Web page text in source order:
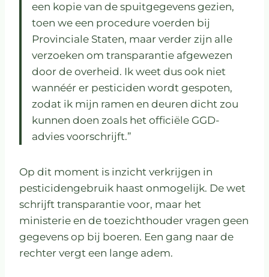
een kopie van de spuitgegevens gezien,
toen we een procedure voerden bij
Provinciale Staten, maar verder zijn alle
verzoeken om transparantie afgewezen
door de overheid. Ik weet dus ook niet
wannéér er pesticiden wordt gespoten,
zodat ik mijn ramen en deuren dicht zou
kunnen doen zoals het officiële GGD-
advies voorschrijft.”
Op dit moment is inzicht verkrijgen in
pesticidengebruik haast onmogelijk. De wet
schrijft transparantie voor, maar het
ministerie en de toezichthouder vragen geen
gegevens op bij boeren. Een gang naar de
rechter vergt een lange adem.